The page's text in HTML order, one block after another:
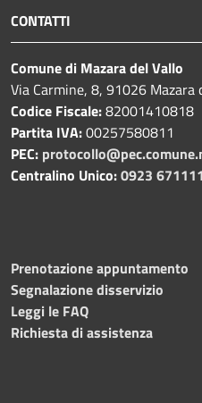
CONTATTI
Comune di Mazara del Vallo
Via Carmine, 8, 91026 Mazara
Codice Fiscale:82001410818
Partita IVA:00257580811
PEC:
Centralino Unico:0923 671111
Prenotazione appuntamento
Segnalazione disservizio
Leggi le FAQ
Richiesta di assistenza